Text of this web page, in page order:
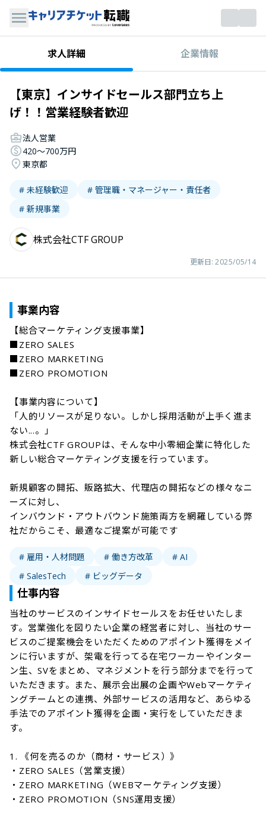
求人詳細 企業情報
【東京】インサイドセールス部門立ち上
げ！！営業経験者歓迎
法人営業
420〜700万円
東京都
# 未経験歓迎
# 管理職・マネージャー・責任者
# 新規事業
株式会社CTF GROUP
更新日: 2025/05/14
事業内容
【総合マーケティング支援事業】
■ZERO SALES
■ZERO MARKETING
■ZERO PROMOTION
【事業内容について】
「人的リソースが足りない。しかし採用活動が上手く進ま
ない...。」
株式会社CTF GROUPは、そんな中小零細企業に特化した
新しい総合マーケティング支援を行っています。
新規顧客の開拓、販路拡大、代理店の開拓などの様々なニ
ーズに対し、
インバウンド・アウトバウンド施策両方を網羅している弊
社だからこそ、最適なご提案が可能です
# 雇用・人材問題 # 働き方改革
# AI
# SalesTech
# ビッグデータ
仕事内容
当社のサービスのインサイドセールスをお任せいたしま
す。営業強化を図りたい企業の経営者に対し、当社のサー
ビスのご提案機会をいただくためのアポイント獲得をメイ
ンに⾏いますが、架電を行ってる在宅ワーカーやインター
ン生、SVをまとめ、マネジメントを行う部分までを行って
いただきます。また、展示会出展の企画やWebマーケティ
ングチームとの連携、外部サービスの活用など、あらゆる
手法でのアポイント獲得を企画・実行をしていただきま
す。
1. 《何を売るのか（商材・サービス）》
・ZERO SALES（営業支援）
・ZERO MARKETING（WEBマーケティング支援）
・ZERO PROMOTION（SNS運用支援）